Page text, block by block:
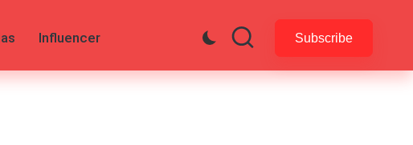
Influencer Subscribe